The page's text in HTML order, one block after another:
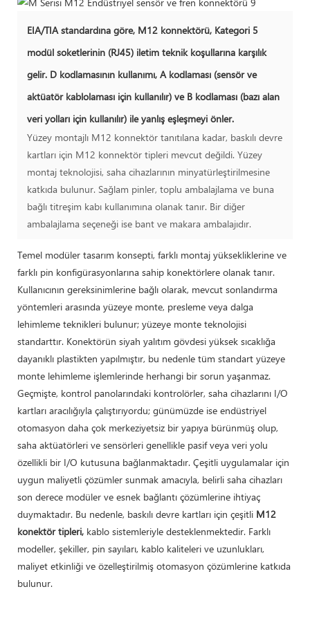
EIA/TIA standardına göre, M12 konnektörü, Kategori 5
modül soketlerinin (RJ45) iletim teknik koşullarına karşılık
gelir. D kodlamasının kullanımı, A kodlaması (sensör ve
aktüatör kablolaması için kullanılır) ve B kodlaması (bazı alan
veri yolları için kullanılır) ile yanlış eşleşmeyi önler.
Yüzey montajlı M12 konnektör tanıtılana kadar, baskılı devre
kartları için M12 konnektör tipleri mevcut değildi. Yüzey
montaj teknolojisi, saha cihazlarının minyatürleştirilmesine
katkıda bulunur. Sağlam pinler, toplu ambalajlama ve buna
bağlı titreşim kabı kullanımına olanak tanır. Bir diğer
ambalajlama seçeneği ise bant ve makara ambalajıdır.
Temel modüler tasarım konsepti, farklı montaj yüksekliklerine ve
farklı pin konfigürasyonlarına sahip konektörlere olanak tanır.
Kullanıcının gereksinimlerine bağlı olarak, mevcut sonlandırma
yöntemleri arasında yüzeye monte, presleme veya dalga
lehimleme teknikleri bulunur; yüzeye monte teknolojisi
standarttır. Konektörün siyah yalıtım gövdesi yüksek sıcaklığa
dayanıklı plastikten yapılmıştır, bu nedenle tüm standart yüzeye
monte lehimleme işlemlerinde herhangi bir sorun yaşanmaz.
Geçmişte, kontrol panolarındaki kontrolörler, saha cihazlarını I/O
kartları aracılığıyla çalıştırıyordu; günümüzde ise endüstriyel
otomasyon daha çok merkeziyetsiz bir yapıya bürünmüş olup,
saha aktüatörleri ve sensörleri genellikle pasif veya veri yolu
özellikli bir I/O kutusuna bağlanmaktadır. Çeşitli uygulamalar için
uygun maliyetli çözümler sunmak amacıyla, belirli saha cihazları
son derece modüler ve esnek bağlantı çözümlerine ihtiyaç
duymaktadır. Bu nedenle, baskılı devre kartları için çeşitli M12
konektör tipleri, kablo sistemleriyle desteklenmektedir. Farklı
modeller, şekiller, pin sayıları, kablo kaliteleri ve uzunlukları,
maliyet etkinliği ve özelleştirilmiş otomasyon çözümlerine katkıda
bulunur.